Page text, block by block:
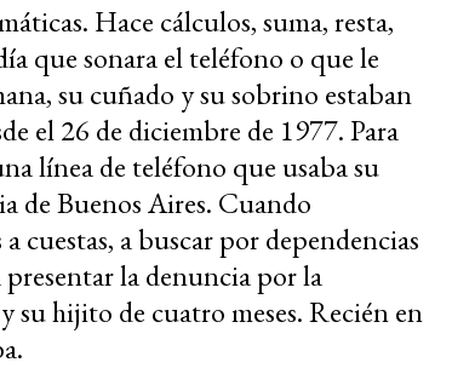
Hace cálculos, suma, resta,
que sonara el teléfono o que le
su cuñado y su sobrino estaban
el 26 de diciembre de 1977. Para
línea de teléfono que usaba su
de Buenos Aires. Cuando
cuestas, a buscar por dependencias
la denuncia por la
su hijito de cuatro meses. Recién en